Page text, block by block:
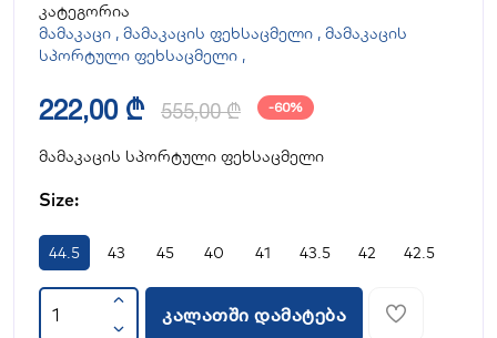
კატეგორია
მამაკაცი , მამაკაცის ფეხსაცმელი , მამაკაცის
სპორტული ფეხსაცმელი ,
222,00 ₾ 555,00 ₾ -60%
მამაკაცის სპორტული ფეხსაცმელი
Size:
44.5 43 45 40 41 43.5 42 42.5
კალათში დამატება